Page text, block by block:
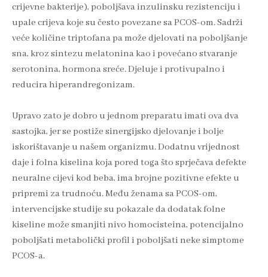
crijevne bakterije), poboljšava inzulinsku rezistenciju i
upale crijeva koje su često povezane sa PCOS-om. Sadrži
veće količine triptofana pa može djelovati na poboljšanje
sna, kroz sintezu melatonina kao i povećano stvaranje
serotonina, hormona sreće. Djeluje i protivupalno i
reducira hiperandregonizam.
Upravo zato je dobro u jednom preparatu imati ova dva
sastojka, jer se postiže sinergijsko djelovanje i bolje
iskorištavanje u našem organizmu. Dodatnu vrijednost
daje i folna kiselina koja pored toga što sprječava defekte
neuralne cijevi kod beba, ima brojne pozitivne efekte u
pripremi za trudnoću. Među ženama sa PCOS-om,
intervencijske studije su pokazale da dodatak folne
kiseline može smanjiti nivo homocisteina, potencijalno
poboljšati metabolički profil i poboljšati neke simptome
PCOS-a.